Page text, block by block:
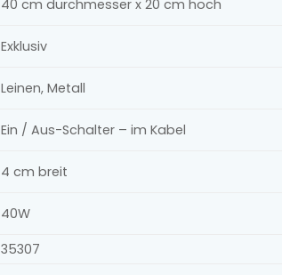
40 cm durchmesser x 20 cm hoch
Exklusiv
Leinen, Metall
Ein / Aus-Schalter – im Kabel
4 cm breit
40W
35307